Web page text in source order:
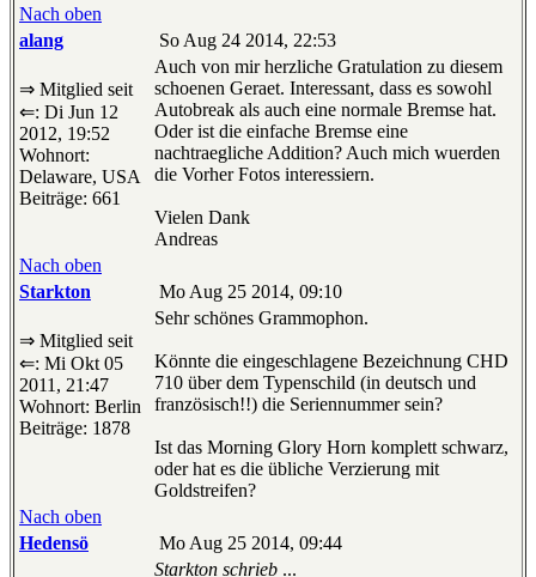
Nach oben
alang
So Aug 24 2014, 22:53
⇒ Mitglied seit
⇐: Di Jun 12
2012, 19:52
Wohnort:
Delaware, USA
Beiträge: 661
Auch von mir herzliche Gratulation zu diesem
schoenen Geraet. Interessant, dass es sowohl
Autobreak als auch eine normale Bremse hat.
Oder ist die einfache Bremse eine
nachtraegliche Addition? Auch mich wuerden
die Vorher Fotos interessiern.
Vielen Dank
Andreas
Nach oben
Starkton
Mo Aug 25 2014, 09:10
⇒ Mitglied seit
⇐: Mi Okt 05
2011, 21:47
Wohnort: Berlin
Beiträge: 1878
Sehr schönes Grammophon.
Könnte die eingeschlagene Bezeichnung CHD
710 über dem Typenschild (in deutsch und
französisch!!) die Seriennummer sein?
Ist das Morning Glory Horn komplett schwarz,
oder hat es die übliche Verzierung mit
Goldstreifen?
Nach oben
Hedensö
Mo Aug 25 2014, 09:44
Starkton schrieb ...